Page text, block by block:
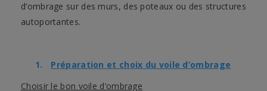
d’ombrage sur des murs, des poteaux ou des structures
autoportantes.
1.
Préparation et choix du voile d’ombrage
Choisir le bon voile d’ombrage